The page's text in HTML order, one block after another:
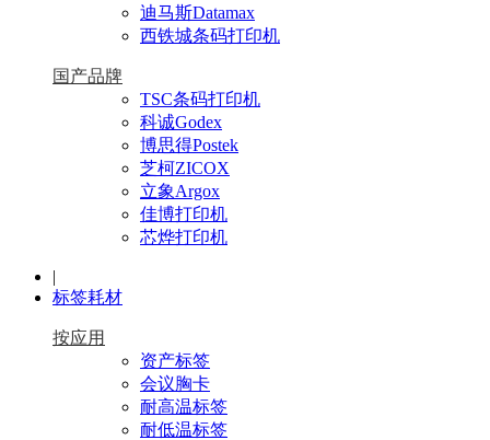
迪马斯Datamax
西铁城条码打印机
国产品牌
TSC条码打印机
科诚Godex
博思得Postek
芝柯ZICOX
立象Argox
佳博打印机
芯烨打印机
|
标签耗材
按应用
资产标签
会议胸卡
耐高温标签
耐低温标签